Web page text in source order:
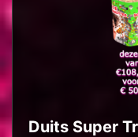
Duits Super